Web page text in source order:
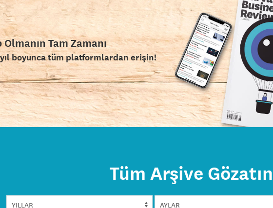
Olmanın Tam Zamanı
boyunca tüm platformlardan erişin!
Tüm Arşive Gözatın